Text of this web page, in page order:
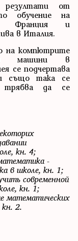
от
обучение на
Франция и
в Италия.
на компютрите
машини в
се подчертава
също така се
да се
кн. 4;
-
в школе, кн. 1;
современной
кн. 1;
математических
2.